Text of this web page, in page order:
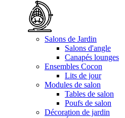
Salons de Jardin
Salons d'angle
Canapés lounges
Ensembles Cocon
Lits de jour
Modules de salon
Tables de salon
Poufs de salon
Décoration de jardin